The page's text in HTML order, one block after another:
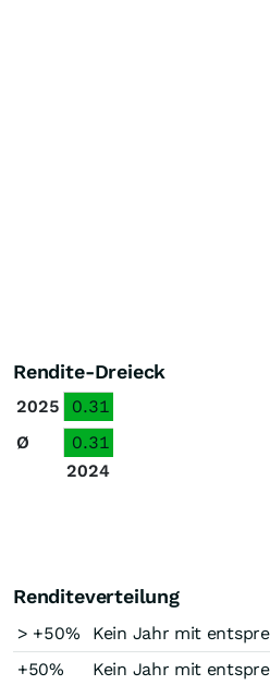
Rendite-Dreieck
2025
0.31
Ø
0.31
2024
Renditeverteilung
> +50%
Kein Jahr mit
+50%
Kein Jahr mit